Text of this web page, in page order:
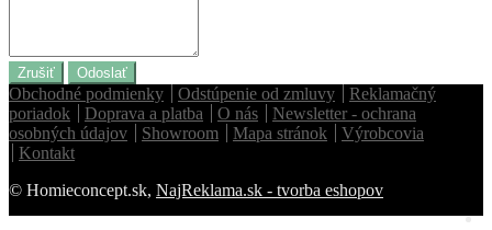
Zrušiť Odoslať
Obchodné podmienky Odstúpenie od zmluvy
Reklamačný
poriadok
Doprava a platba O nás
Newsletter - ochrana
osobných údajov
Showroom Mapa stránok
Výrobcovia
Kontakt
© Homieconcept.sk, NajReklama.sk - tvorba eshopov
Homie Asistent